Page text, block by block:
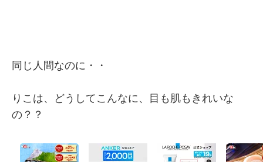
同じ人間なのに・・
りこは、どうしてこんなに、目も肌もきれいな
の？？